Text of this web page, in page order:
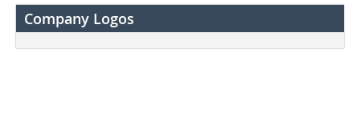
Company Logos